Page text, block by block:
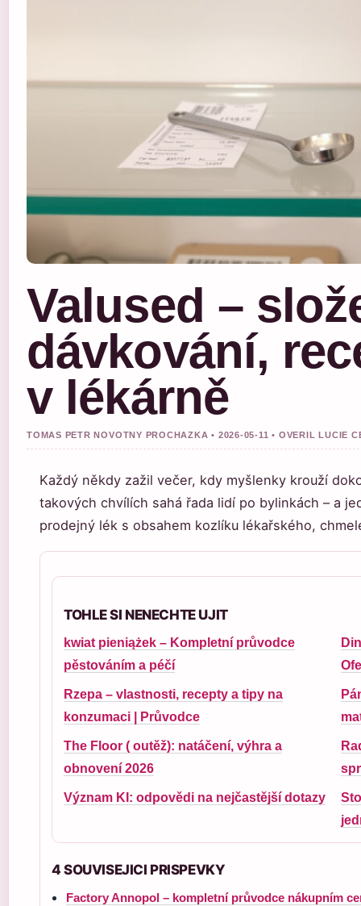
Valused –
dávkování,
v lékárně
TOMAS PETR NOVOTNY PROCHAZKA • 2026-05-11 • OVERIL LUCIE
Každý někdy zažil večer, kdy myšlenky krouží
takových chvílích sahá řada lidí po bylinkách – a
prodejný lék s obsahem kozlíku lékařského,
TOHLE SI NENECHTE UJIT
kwiat pieniążek – Kompletní průvodce
pěstováním a péčí
Rzepa – vlastnosti, recepty a tipy na
konzumaci | Průvodce
The Floor ( outěž): natáčení, výhra a
obnovení 2026
Význam KI: odpovědi na nejčastější dotazy
4 SOUVISEJICI PRISPEVKY
Factory Annopol – kompletní průvodce nákupním